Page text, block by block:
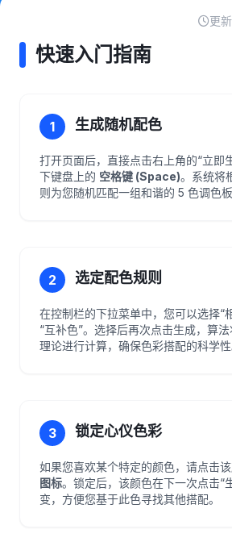
更
快速入门指南
1 生成随机配色
打开页面后，直接点击右上角的“立即
下键盘上的 空格键 (Space)。系统将
则为您随机匹配一组和谐的 5 色调色板
2 选定配色规则
在控制栏的下拉菜单中，您可以选择“
“互补色”。选择后再次点击生成，算
理论进行计算，确保色彩搭配的科学性
3 锁定心仪色彩
如果您喜欢某个特定的颜色，请点击
图标。锁定后，该颜色在下一次点击“
变，方便您基于此色寻找其他搭配。